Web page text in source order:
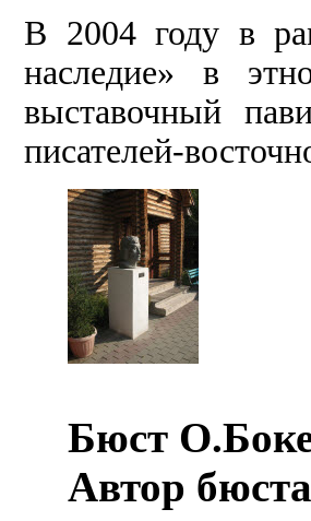
В 2004 году в
наследие» в
выставочный
писателей-
Бюст
Автор